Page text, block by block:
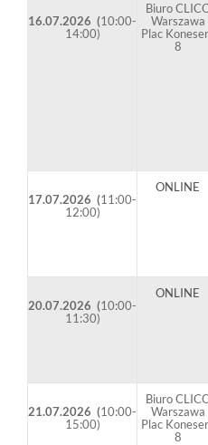
16.07.2026 (10:00-
14:00)
Biuro
Warszawa
Plac
8
17.07.2026 (11:00-
12:00)
ONLINE
20.07.2026 (10:00-
11:30)
ONLINE
21.07.2026 (10:00-
15:00)
Biuro
Warszawa
Plac
8